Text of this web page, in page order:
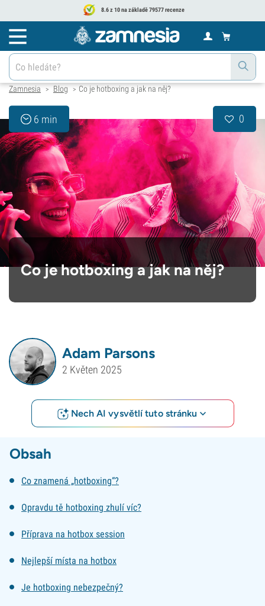
8.6 z 10 na základě 79577 recenze
Zamnesia > Blog > Co je hotboxing a jak na něj?
6 min 0
Co je hotboxing a jak na něj?
Adam Parsons
2 Květen 2025
Nech AI vysvětlí tuto stránku
Obsah
Co znamená „hotboxing“?
Opravdu tě hotboxing zhulí víc?
Příprava na hotbox session
Nejlepší místa na hotbox
Je hotboxing nebezpečný?